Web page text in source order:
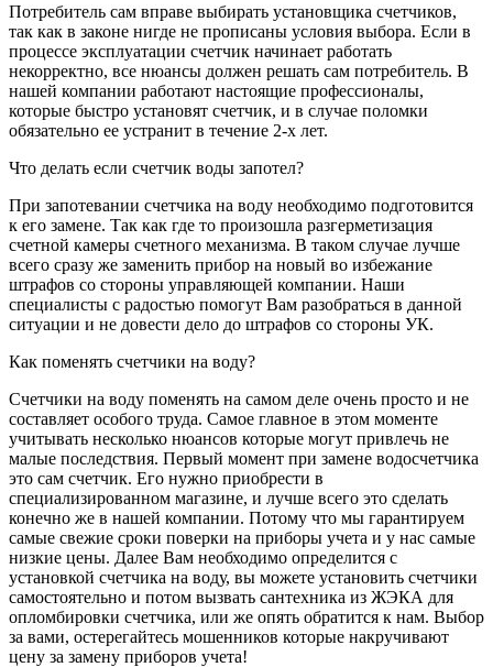
Потребитель сам вправе выбирать установщика счетчиков,
так как в законе нигде не прописаны условия выбора. Если в
процессе эксплуатации счетчик начинает работать
некорректно, все нюансы должен решать сам потребитель. В
нашей компании работают настоящие профессионалы,
которые быстро установят счетчик, и в случае поломки
обязательно ее устранит в течение 2-х лет.
Что делать если счетчик воды запотел?
При запотевании счетчика на воду необходимо подготовится
к его замене. Так как где то произошла разгерметизация
счетной камеры счетного механизма. В таком случае лучше
всего сразу же заменить прибор на новый во избежание
штрафов со стороны управляющей компании. Наши
специалисты с радостью помогут Вам разобраться в данной
ситуации и не довести дело до штрафов со стороны УК.
Как поменять счетчики на воду?
Счетчики на воду поменять на самом деле очень просто и не
составляет особого труда. Самое главное в этом моменте
учитывать несколько нюансов которые могут привлечь не
малые последствия. Первый момент при замене водосчетчика
это сам счетчик. Его нужно приобрести в
специализированном магазине, и лучше всего это сделать
конечно же в нашей компании. Потому что мы гарантируем
самые свежие сроки поверки на приборы учета и у нас самые
низкие цены. Далее Вам необходимо определится с
установкой счетчика на воду, вы можете установить счетчики
самостоятельно и потом вызвать сантехника из ЖЭКА для
опломбировки счетчика, или же опять обратится к нам. Выбор
за вами, остерегайтесь мошенников которые накручивают
цену за замену приборов учета!